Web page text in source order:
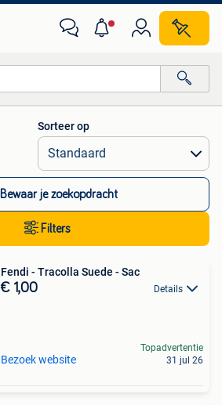
Alle afstanden…
Sorteer op
Bewaar je zoekopdracht
Filters
Fendi - Tracolla Suede - Sac
€ 1,00 Details
Bezoek website
Topadvertentie
31 jul 26